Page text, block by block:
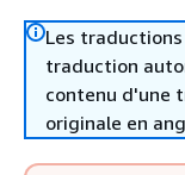
Les
traduction
contenu d'une
originale en